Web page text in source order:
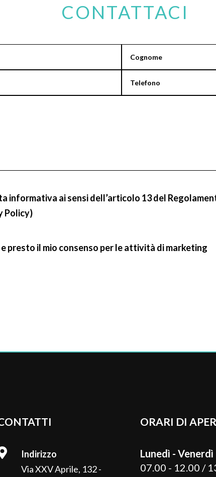
CONTATTACI
informativa ai sensi dell’articolo 13 del
Policy)
presto il mio consenso per le attività di marketing
Indirizzo
Via XXV Aprile, 132 -
ORARI DI
Lunedì - Venerdì
07.00 - 12.00 /